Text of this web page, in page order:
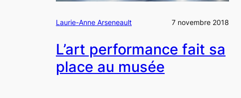
Laurie-Anne Arseneault 7 novembre 2018
L’art performance fait sa
place au musée